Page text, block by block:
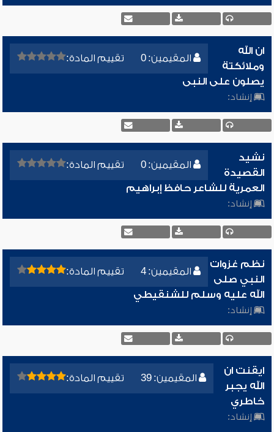
المقيمين: 0 تقييم المادة:
ان الله
وملائكتة
يصلون على النبى
إنشاد:
المقيمين: 0 تقييم المادة:
نشيد
القصيدة
العمرية للشاعر حافظ إبراهيم
إنشاد:
المقيمين: 4 تقييم المادة:
نظم غزوات
النبي صلى
الله عليه وسلم للشنقيطي
إنشاد:
المقيمين: 39 تقييم المادة:
ايقنت ان
الله يجبر
خاطري
إنشاد: